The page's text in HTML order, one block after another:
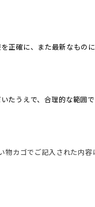
正確に、また最新なもの
たうえで、合理的な範囲
カゴでご記入された内容